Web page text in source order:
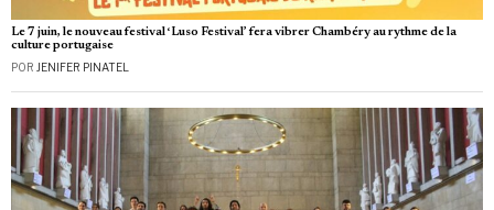
Le 7 juin, le nouveau festival ‘Luso Festival’ fera vibrer Chambéry au rythme de la
culture portugaise
POR JENIFER PINATEL